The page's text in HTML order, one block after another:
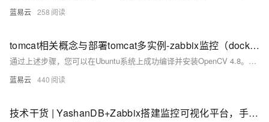
蓝易云 258
tomcat相关概念与部署tomcat多实例-zabbix监控（docker部署）
通过上述步骤，您可以在Ubuntu系统上成功编译并安装OpenCV 4.8。这种方法不仅使您能够定制OpenCV的功能，还可以优化性能以满足特定需求。确保按照每一步进行操作，以避免常见的编译问题。
蓝易云 440
技术干货 | YashanDB+Zabbix搭建监控可视化平台，手把手实操！